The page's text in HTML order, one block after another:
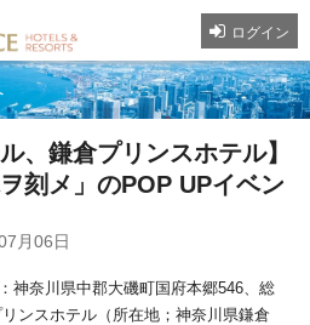
ログイン
、鎌倉プリンスホテル】
刻メ」のPOP UPイベン
月06日
神奈川県中郡大磯町国府本郷546、総
ンスホテル（所在地；神奈川県鎌倉